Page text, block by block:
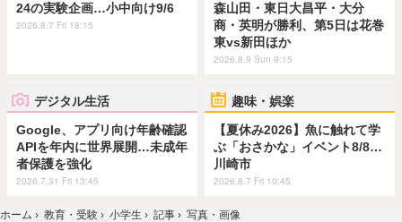
24の実験企画…小中向け9/6
2026.8.7 Fri 18:15
森山田・東日大昌平・大分
商・英明が勝利、第5日は花巻
東vs新田ほか
2026.8.9 Sun 9:15
デジタル生活
Google、アプリ向け年齢確認
APIを年内に世界展開…未成年
者保護を強化
2026.7.31 Fri 13:45
趣味・娯楽
【夏休み2026】魚に触れて学
ぶ「おさかな」イベント8/8…
川崎市
2026.8.7 Fri 10:45
ホーム › 教育・受験 › 小学生 › 記事 › 写真・画像